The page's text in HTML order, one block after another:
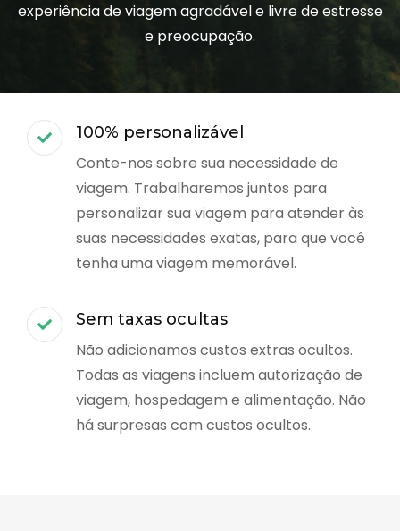
experiência de viagem agradável e livre de estresse
e preocupação.
100% personalizável
Conte-nos sobre sua necessidade de
viagem. Trabalharemos juntos para
personalizar sua viagem para atender às
suas necessidades exatas, para que você
tenha uma viagem memorável.
Sem taxas ocultas
Não adicionamos custos extras ocultos.
Todas as viagens incluem autorização de
viagem, hospedagem e alimentação. Não
há surpresas com custos ocultos.